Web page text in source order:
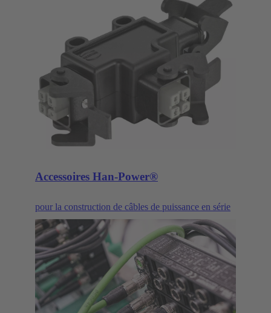
de l'automatisation industrielle. Le protocole
Ethernet à paire unique emploie une paire de fils
pour transmettre les données à des débits pouvant
atteindre 1 GBit/s, ce qui le rend idéal pour les
applications industrielles en cette ère de
l'industrie 4.0 et de l'IIOT. Cet ebook gratuit intitulé
« Ethernet à paire unique » fournit des informations
détaillées sur le protocole Ethernet à paire unique.
HARTING T1 Industrial est la face d'accouplement
SPE pour les applications industrielles
Accessoires Han-Power®
pour la construction de câbles de puissance en série